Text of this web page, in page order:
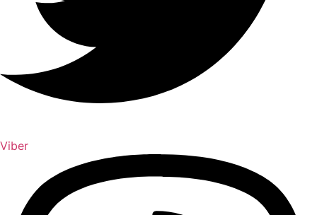
Viber